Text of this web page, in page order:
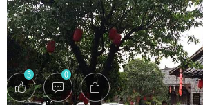
5 0